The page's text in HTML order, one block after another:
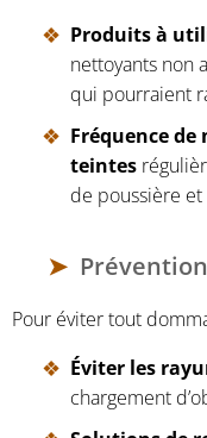
Produits à
nettoyants non
qui pourraient
Fréquence de
teintes
de poussière
Pour éviter tout
Éviter les
chargement